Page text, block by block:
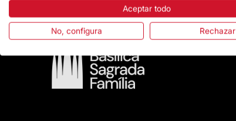
Aceptar todo
No, configura Rechazar